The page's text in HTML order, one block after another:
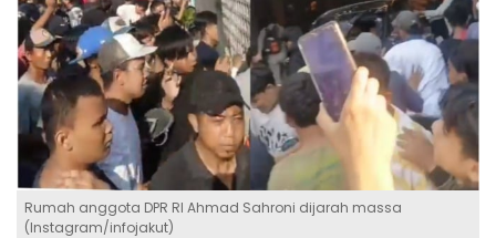
Rumah anggota DPR RI Ahmad Sahroni dijarah massa
(Instagram/infojakut)